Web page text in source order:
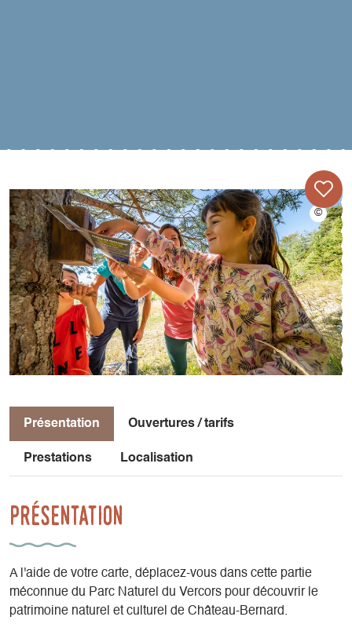
Présentation Ouvertures / tarifs
Prestations Localisation
Présentation
A l'aide de votre carte, déplacez-vous dans cette partie
méconnue du Parc Naturel du Vercors pour découvrir le
patrimoine naturel et culturel de Château-Bernard.